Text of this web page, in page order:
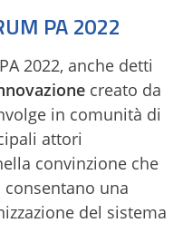
PA 2022
2022, anche detti
creato da
in comunità di
attori
convinzione che
una
del sistema